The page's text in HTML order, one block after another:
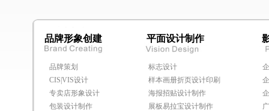
品牌形象创建 平面设计制作
品牌策划
CIS|VIS设计
专卖店形象设计
包装设计制作
标志设计
样本画册折页设计印刷
海报招贴设计制作
展板易拉宝设计制作